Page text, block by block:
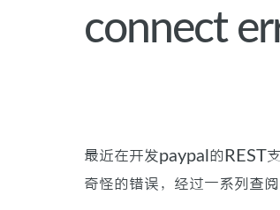
connect
最近在开发paypal的REST
奇怪的错误，经过一系列查